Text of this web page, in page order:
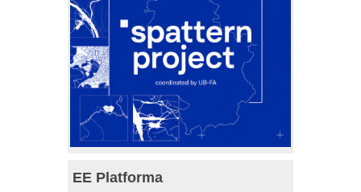
EE Platforma